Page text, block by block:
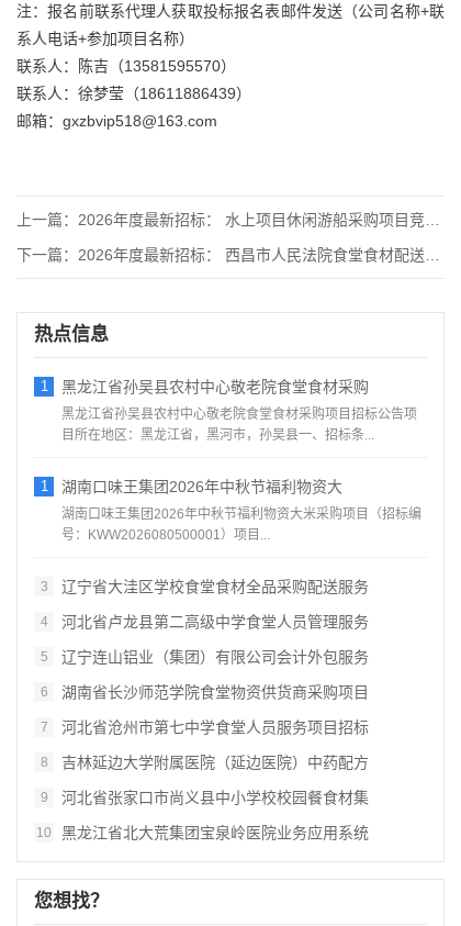
注：报名前联系代理人获取投标报名表邮件发送（公司名称+联
系人电话+参加项目名称）
联系人：陈吉（13581595570）
联系人：徐梦莹（18611886439）
邮箱：gxzbvip518@163.com
上一篇： 2026年度最新招标： 水上项目休闲游船采购项目竞争性磋商公
下一篇： 2026年度最新招标： 西昌市人民法院食堂食材配送服务项目（
热点信息
1 黑龙江省孙吴县农村中心敬老院食堂食材采购
黑龙江省孙吴县农村中心敬老院食堂食材采购项目招标公告项
目所在地区：黑龙江省，黑河市，孙吴县一、招标条...
1 湖南口味王集团2026年中秋节福利物资大
湖南口味王集团2026年中秋节福利物资大米采购项目（招标编
号：KWW2026080500001）项目...
3 辽宁省大洼区学校食堂食材全品采购配送服务
4 河北省卢龙县第二高级中学食堂人员管理服务
5 辽宁连山铝业（集团）有限公司会计外包服务
6 湖南省长沙师范学院食堂物资供货商采购项目
7 河北省沧州市第七中学食堂人员服务项目招标
8 吉林延边大学附属医院（延边医院）中药配方
9 河北省张家口市尚义县中小学校校园餐食材集
10 黑龙江省北大荒集团宝泉岭医院业务应用系统
您想找？